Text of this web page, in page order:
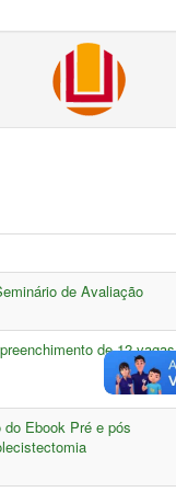
de Avaliação
de 12 vagas
Ebook Pré e pós